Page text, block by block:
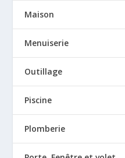
Maison
Menuiserie
Outillage
Piscine
Plomberie